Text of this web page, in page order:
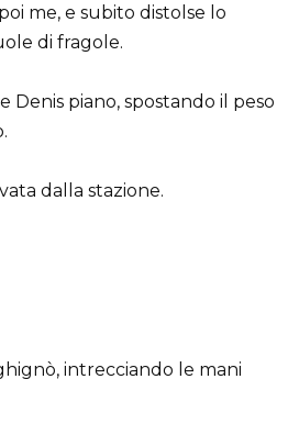
me, e subito distolse lo
di fragole.
Denis piano, spostando il peso
dalla stazione.
intrecciando le mani